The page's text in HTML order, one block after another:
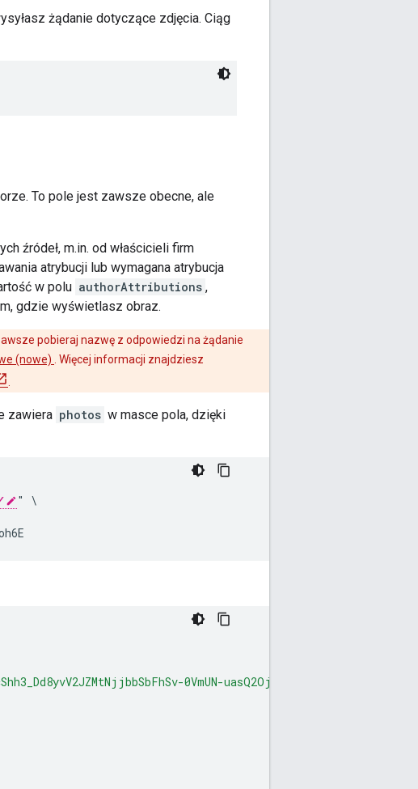
żądanie dotyczące zdjęcia. Ciąg
To pole jest zawsze obecne, ale
źródeł, m.in. od właścicieli firm
atrybucji lub wymagana atrybucja
w polu authorAttributions ,
gdzie wyświetlasz obraz.
pobieraj nazwę z odpowiedzi na żądanie
(nowe)
. Więcej informacji znajdziesz
zawiera photos w masce pola, dzięki
" \
0VmUN-uasQ2Oj00XB63irPTks0-